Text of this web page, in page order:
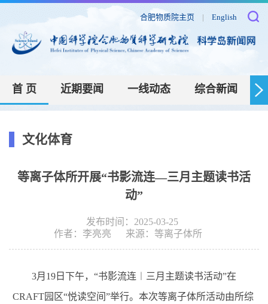
合肥物质院主页 | English
首 页 近期要闻 一线动态 综合新闻
文化体育
等离子体所开展“书影流连—三月主题读书活
动”
发布时间：2025-03-25
作者： 李亮亮 来源： 等离子体所
3月 19 日下午，“书影流连︱三月主题读书活动”在
CRAFT园区“悦读空间”举行。本次等离子体所活动由所综